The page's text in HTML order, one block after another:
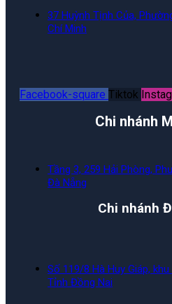
37 Huỳnh Tịnh Của,
Chí Minh
Facebook-square Tiktok
Chi nhánh
Tầng 3, 259 Hải Phòng,
Đà Nẵng
Chi nhánh
Số 119/8 Hà Huy Giáp,
Tỉnh Đồng Nai